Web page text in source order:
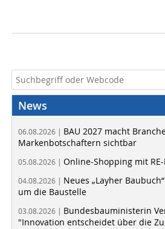
News
06.08.2026 | BAU 2027 macht
Markenbotschaftern sichtbar
05.08.2026 | Online-Shopping mit
04.08.2026 | Neues „Layher
um die Baustelle
03.08.2026 | Bundesbauministerin
"Innovation entscheidet über die